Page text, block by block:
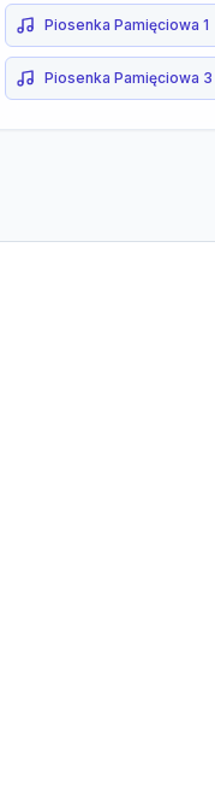
Piosenka Pamięciowa 1
Piosenka Pamięciowa 3